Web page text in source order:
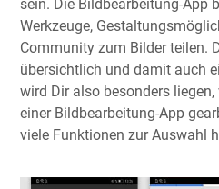
sein. Die Bildbearbeitung-App
Werkzeuge,
Community zum Bilder teilen.
übersichtlich und damit auch
wird Dir also besonders
einer Bildbearbeitung-App
viele Funktionen zur Auswahl